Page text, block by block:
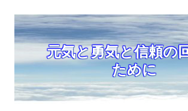
元気と勇気と信頼の
ために